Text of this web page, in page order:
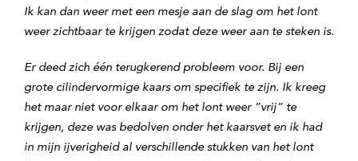
Ik kan dan weer met een mesje aan de slag om het lont
weer zichtbaar te krijgen zodat deze weer aan te steken is.
Er deed zich één terugkerend probleem voor. Bij een
grote cilindervormige kaars om specifiek te zijn. Ik kreeg
het maar niet voor elkaar om het lont weer ”vrij” te
krijgen, deze was bedolven onder het kaarsvet en ik had
in mijn ijverigheid al verschillende stukken van het lont